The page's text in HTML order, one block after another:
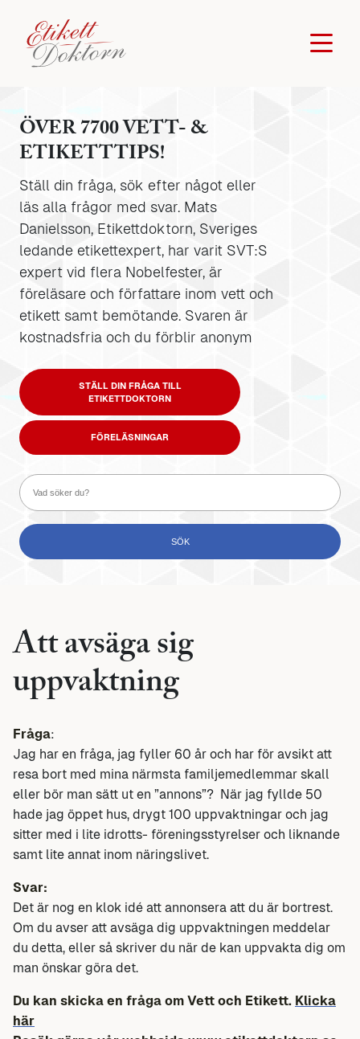
ÖVER 7700 VETT- &
ETIKETTTIPS!
Ställ din fråga, sök efter något eller
läs alla frågor med svar. Mats
Danielsson, Etikettdoktorn, Sveriges
ledande etikettexpert, har varit SVT:S
expert vid flera Nobelfester, är
föreläsare och författare inom vett och
etikett samt bemötande. Svaren är
kostnadsfria och du förblir anonym
STÄLL DIN FRÅGA TILL
ETIKETTDOKTORN
FÖRELÄSNINGAR
Att avsäga sig
uppvaktning
Fråga:
Jag har en fråga, jag fyller 60 år och har för avsikt att
resa bort med mina närmsta familjemedlemmar skall
eller bör man sätt ut en ”annons”? När jag fyllde 50
hade jag öppet hus, drygt 100 uppvaktningar och jag
sitter med i lite idrotts- föreningsstyrelser och liknande
samt lite annat inom näringslivet.
Svar:
Det är nog en klok idé att annonsera att du är bortrest.
Om du avser att avsäga dig uppvaktningen meddelar
du detta, eller så skriver du när de kan uppvakta dig om
man önskar göra det.
Du kan skicka en fråga om Vett och Etikett. Klicka
här